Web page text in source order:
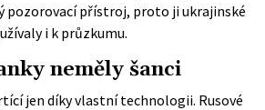
pozorovací přístroj, proto ji ukrajinské
i k průzkumu.
neměly šanci
jen díky vlastní technologii. Rusové